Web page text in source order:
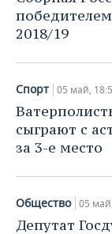
2018/19
Спорт 05 май,
сыграют с
за 3-е место
Общество 05
Депутат